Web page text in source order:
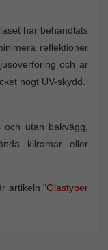
har behandlats
reflektioner
och är
högt UV-skydd.
utan bakvägg,
kilramar eller
artikeln "Glastyper